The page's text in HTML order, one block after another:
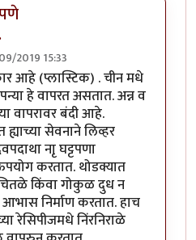
2019 15:33
आदी ब्रॅन्डेड चहा च्या विषयी
आहे (प्लास्टिक) . चीन मधे
हे वापरत असतात. अन्न व
वापरावर बंदी आहे.
सेवनाने लिव्हर
नाृ घट्टपणा
करतात. थोडक्यात
किंवा गोकुळ दुध न
आभास निर्माण करतात. हाच
रेसिपीजमधे निंरनिराळे